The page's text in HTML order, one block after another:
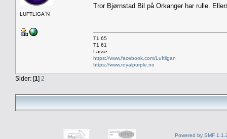
LUFTLIGA`N
Tror Bjørnstad Bil på Orkanger har rulle.
T1 65
T1 61
Lasse
https://www.facebook.com/Luftligan
https://www.royalpurple.no
Sider: [1] 2
Powered by SMF